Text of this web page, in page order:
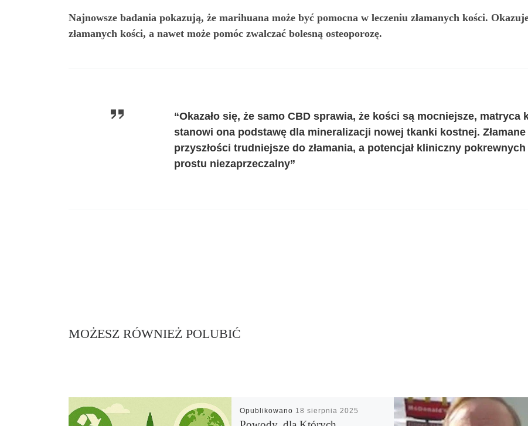
Najnowsze badania pokazują, że marihuana może być pomocna w leczeniu złamanych kości.
złamanych kości, a nawet może pomóc zwalczać bolesną osteoporozę.
“Okazało się, że samo CBD sprawia, że kości są mocniejsze,
stanowi ona podstawę dla mineralizacji nowej tkanki kostnej.
przyszłości trudniejsze do złamania, a potencjał kliniczny
prostu niezaprzeczalny”
MOŻESZ RÓWNIEŻ POLUBIĆ
Opublikowano 18 sierpnia 2025